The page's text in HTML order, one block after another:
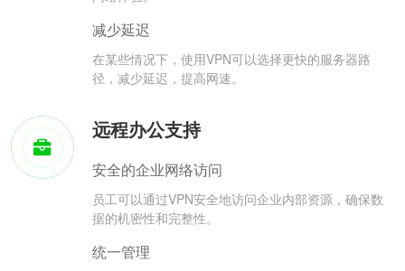
减少延迟
在某些情况下，使用VPN可以选择更快的服务器路
径，减少延迟，提高网速。
远程办公支持
安全的企业网络访问
员工可以通过VPN安全地访问企业内部资源，确保数
据的机密性和完整性。
统一管理